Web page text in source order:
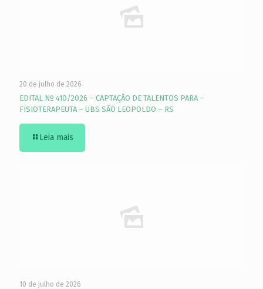
20 de julho de 2026
EDITAL Nº 410/2026 – CAPTAÇÃO DE TALENTOS PARA –
FISIOTERAPEUTA – UBS SÃO LEOPOLDO – RS
Leia mais
10 de julho de 2026